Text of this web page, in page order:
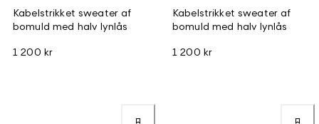
Kabelstrikket sweater af
bomuld med halv lynlås
1 200 kr
Kabelstrikket sweater af
bomuld med halv lynlås
1 200 kr